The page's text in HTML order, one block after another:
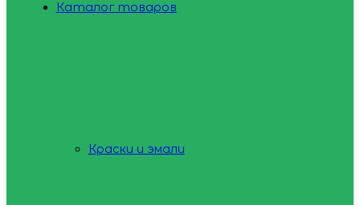
Каталог товаров
Краски и эмали